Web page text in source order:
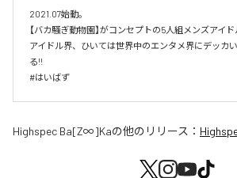
2021.07始動。
【バカ騒ぎ動物園】がコンセプトの5人組メンズアイド
アイドル界、ひいては世界中のエンタメ界にデッカ
る!!
#はいばず
Highspec Ba[Z∞]Kaの他のリリース：